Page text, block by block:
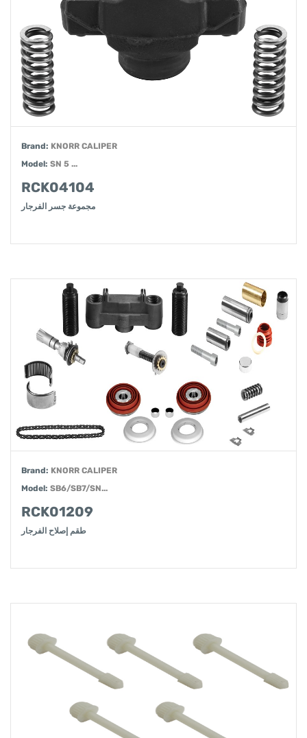
Brand: KNORR CALIPER
Model: SN 5 ...
RCK04104
مجموعة جسر الفرجار
Brand: KNORR CALIPER
Model: SB6/SB7/SN...
RCK01209
طقم إصلاح الفرجار